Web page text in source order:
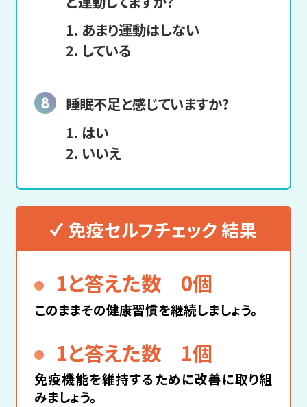
あまり運動はしない
している
睡眠不足と感じていますか?
はい
いいえ
免疫セルフチェック 結果
1と答えた数 0個
このままその健康習慣を継続しましょう。
1と答えた数 1個
免疫機能を維持するために改善に取り組
みましょう。